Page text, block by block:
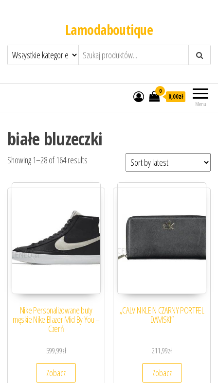
Lamodaboutique
Menu
0
0,00zł
białe bluzeczki
Showing 1–28 of 164 results
Nike Personalizowane buty
męskie Nike Blazer Mid By You –
Czerń
599,99zł
Zobacz
„CALVIN KLEIN CZARNY PORTFEL
DAMSKI”
211,99zł
Zobacz